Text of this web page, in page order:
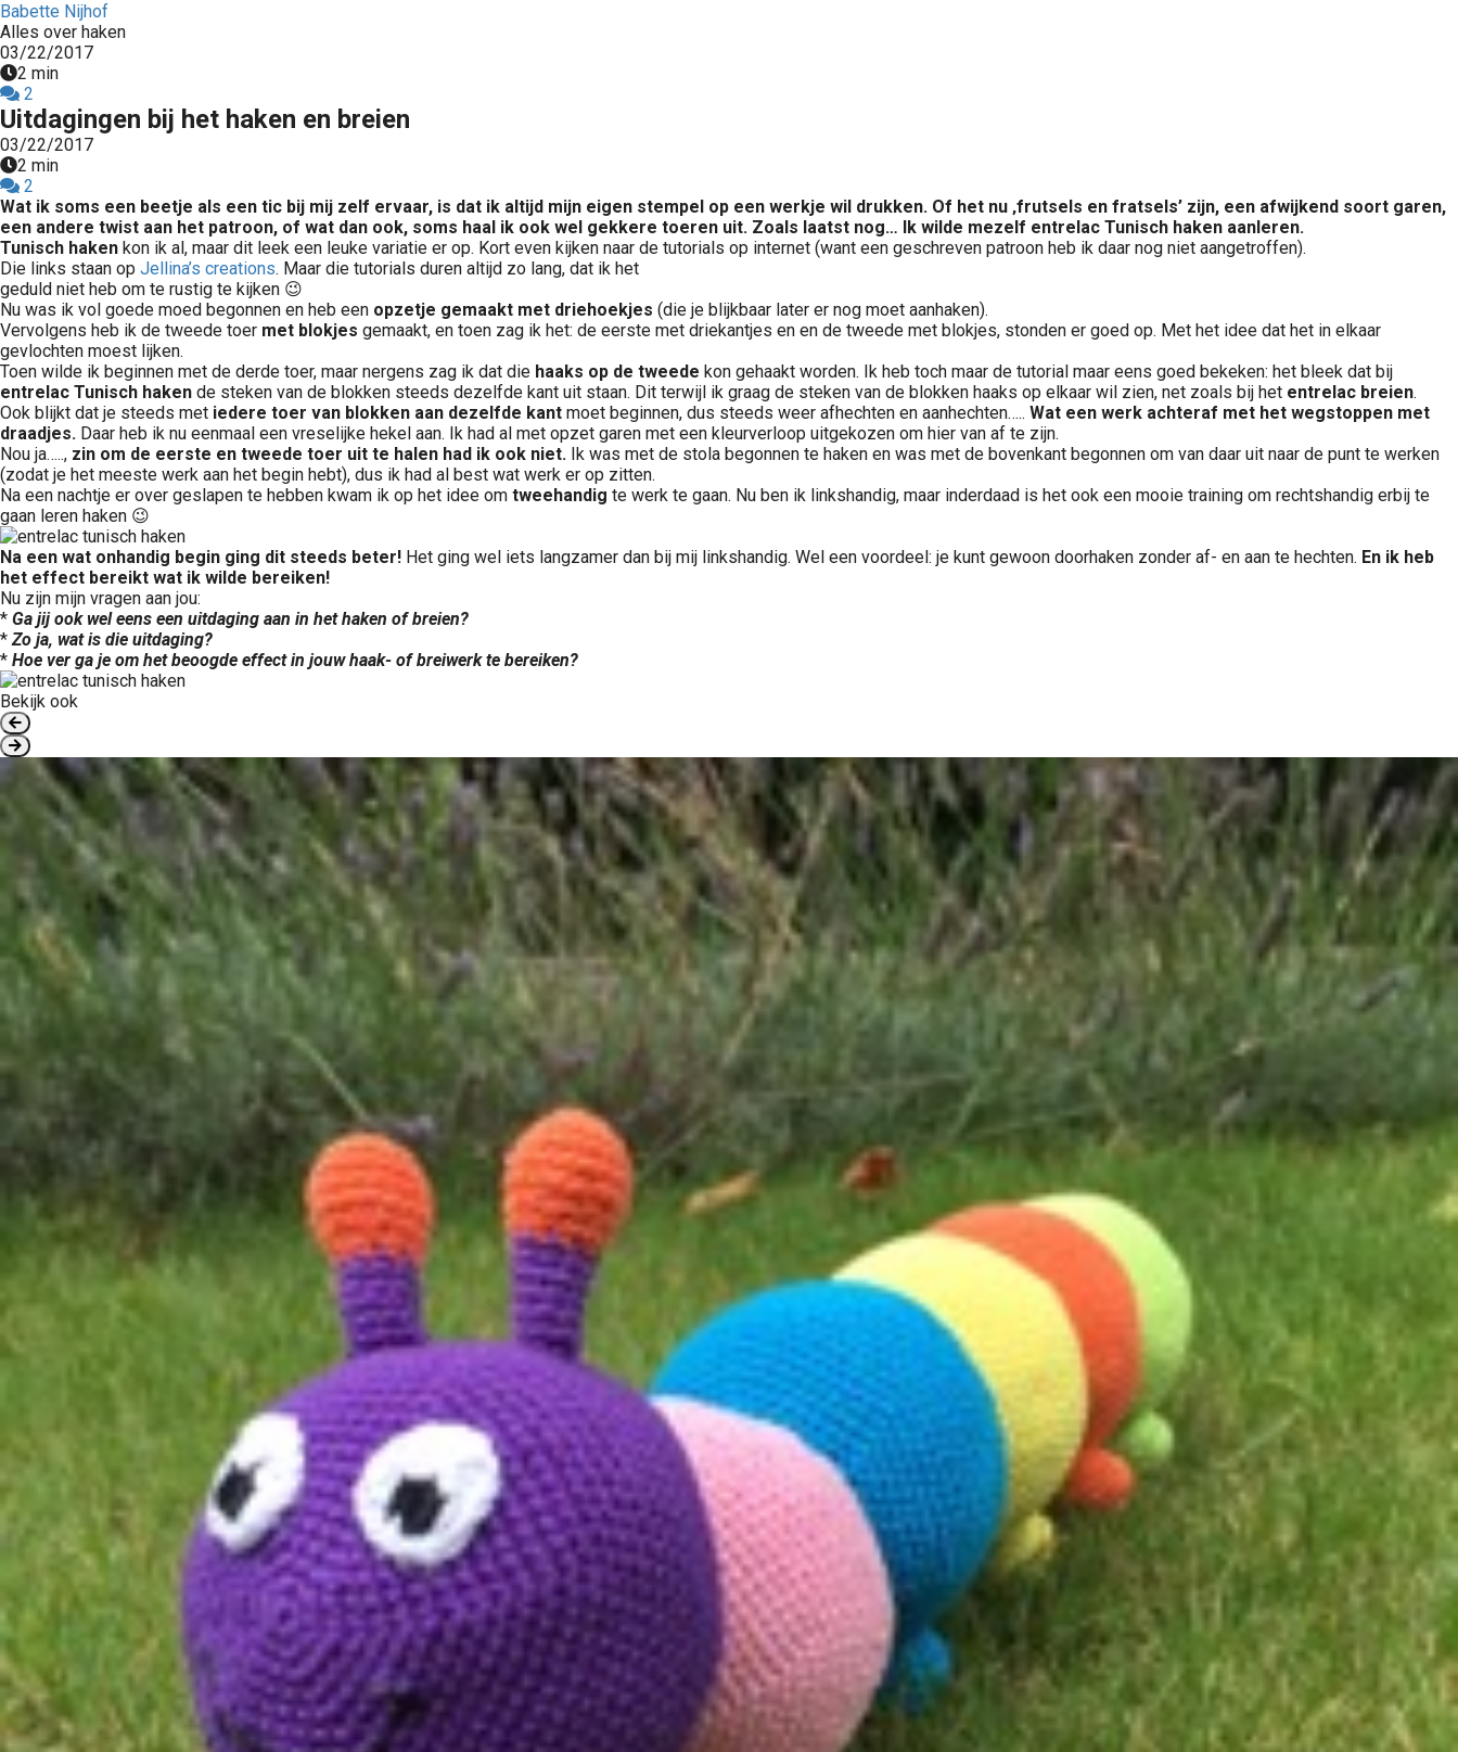
Babette Nijhof
Alles over haken
03/22/2017
2 min
2
Uitdagingen bij het haken en breien
03/22/2017
2 min
2
Wat ik soms een beetje als een tic bij mij zelf ervaar, is dat ik altijd mijn eigen stempel op een werkje wil drukken. Of het nu ‚frutsels en fratsels’ zijn, een afwijkend soort garen,
een andere twist aan het patroon, of wat dan ook, soms haal ik ook wel gekkere toeren uit. Zoals laatst nog… Ik wilde mezelf entrelac Tunisch haken aanleren.
Tunisch haken kon ik al, maar dit leek een leuke variatie er op. Kort even kijken naar de tutorials op internet (want een geschreven patroon heb ik daar nog niet aangetroffen).
Die links staan op Jellina’s creations. Maar die tutorials duren altijd zo lang, dat ik het
geduld niet heb om te rustig te kijken 😉
Nu was ik vol goede moed begonnen en heb een opzetje gemaakt met driehoekjes (die je blijkbaar later er nog moet aanhaken).
Vervolgens heb ik de tweede toer met blokjes gemaakt, en toen zag ik het: de eerste met driekantjes en en de tweede met blokjes, stonden er goed op. Met het idee dat het in elkaar
gevlochten moest lijken.
Toen wilde ik beginnen met de derde toer, maar nergens zag ik dat die haaks op de tweede kon gehaakt worden. Ik heb toch maar de tutorial maar eens goed bekeken: het bleek dat bij
entrelac Tunisch haken de steken van de blokken steeds dezelfde kant uit staan. Dit terwijl ik graag de steken van de blokken haaks op elkaar wil zien, net zoals bij het entrelac breien.
Ook blijkt dat je steeds met iedere toer van blokken aan dezelfde kant moet beginnen, dus steeds weer afhechten en aanhechten….. Wat een werk achteraf met het wegstoppen met
draadjes. Daar heb ik nu eenmaal een vreselijke hekel aan. Ik had al met opzet garen met een kleurverloop uitgekozen om hier van af te zijn.
Nou ja….., zin om de eerste en tweede toer uit te halen had ik ook niet. Ik was met de stola begonnen te haken en was met de bovenkant begonnen om van daar uit naar de punt te werken
(zodat je het meeste werk aan het begin hebt), dus ik had al best wat werk er op zitten.
Na een nachtje er over geslapen te hebben kwam ik op het idee om tweehandig te werk te gaan. Nu ben ik linkshandig, maar inderdaad is het ook een mooie training om rechtshandig erbij te
gaan leren haken 😉
Na een wat onhandig begin ging dit steeds beter! Het ging wel iets langzamer dan bij mij linkshandig. Wel een voordeel: je kunt gewoon doorhaken zonder af- en aan te hechten. En ik heb
het effect bereikt wat ik wilde bereiken!
Nu zijn mijn vragen aan jou:
* Ga jij ook wel eens een uitdaging aan in het haken of breien?
*Zo ja, wat is die uitdaging?
* Hoe ver ga je om het beoogde effect in jouw haak- of breiwerk te bereiken?
Bekijk ook